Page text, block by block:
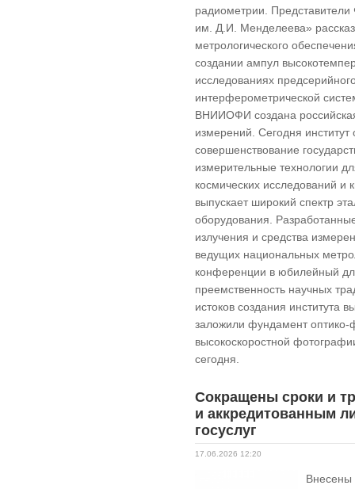
радиометрии.
им. Д.И. Менделеева»
метрологического
создании ампул
исследованиях
интерферометрической
ВНИИОФИ создана
измерений. Сегодня
совершенствование
измерительные технологии
космических исследований и
выпускает широкий спектр
оборудования.
излучения и средства
ведущих национальных
конференции в юбилейный
преемственность научных
истоков создания института
заложили фундамент оптико-
высокоскоростной
сегодня.
Сокращены сроки и
и аккредитованным
госуслуг
17.06.2026 12:20
Внесены